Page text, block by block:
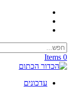
0 Items
עדכונים